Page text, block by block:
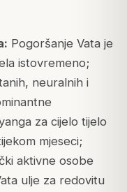
Pogoršanje Vata je
istovremeno;
neuralnih i
za cijelo tijelo
mjeseci;
aktivne osobe
ulje za redovitu